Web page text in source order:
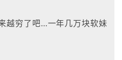
越穷了吧…一年几万块软妹